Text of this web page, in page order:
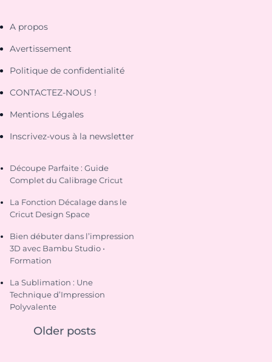
A propos
Avertissement
Politique de confidentialité
CONTACTEZ-NOUS !
Mentions Légales
Inscrivez-vous à la newsletter
Découpe Parfaite : Guide
Complet du Calibrage Cricut
La Fonction Décalage dans le
Cricut Design Space
Bien débuter dans l’impression
3D avec Bambu Studio •
Formation
La Sublimation : Une
Technique d’Impression
Polyvalente
Older posts